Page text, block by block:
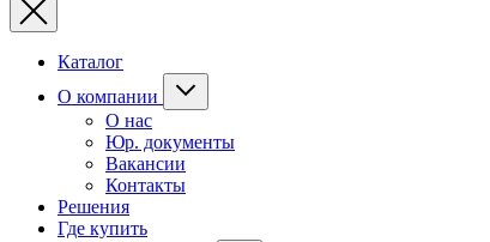
Каталог
О компании
О нас
Юр. документы
Вакансии
Контакты
Решения
Где купить